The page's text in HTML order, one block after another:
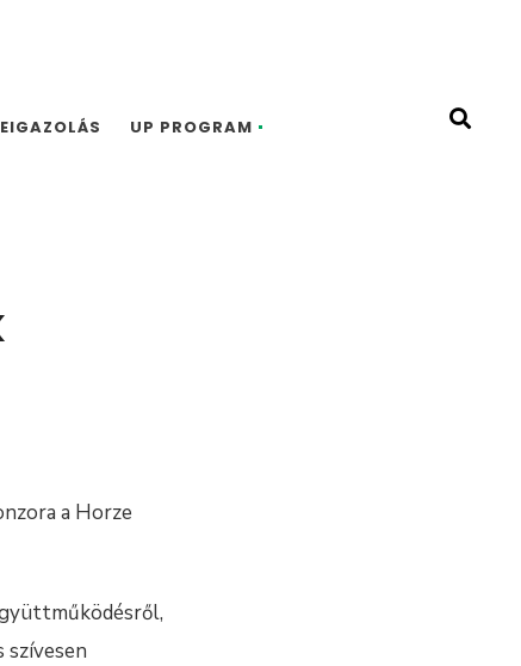
UP PROGRAM
a Horze
szívesen